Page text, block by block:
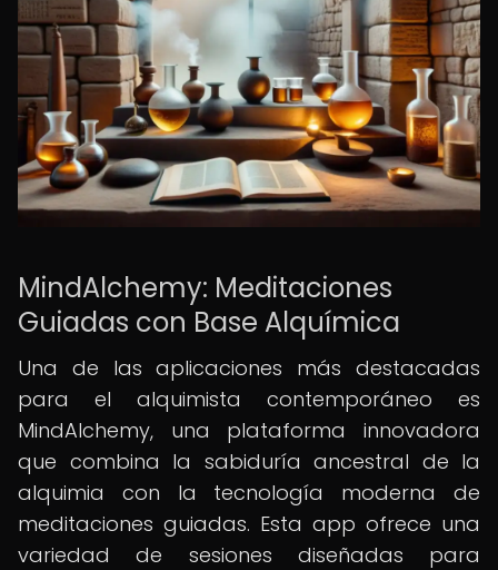
MindAlchemy: Meditaciones
Guiadas con Base Alquímica
Una de las aplicaciones más destacadas
para el alquimista contemporáneo es
MindAlchemy, una plataforma innovadora
que combina la sabiduría ancestral de la
alquimia con la tecnología moderna de
meditaciones guiadas. Esta app ofrece una
variedad de sesiones diseñadas para